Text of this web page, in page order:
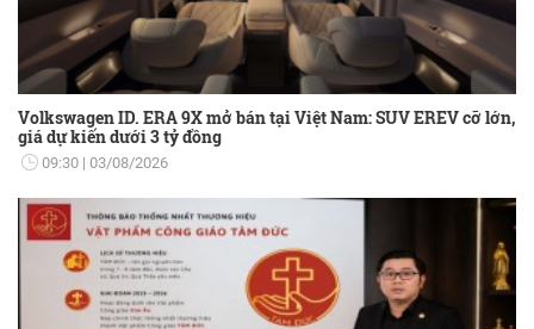
Volkswagen ID. ERA 9X mở bán tại Việt Nam: SUV EREV cỡ lớn,
giá dự kiến dưới 3 tỷ đồng
09:30 03/08/2026